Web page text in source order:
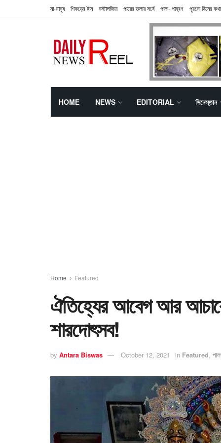
না-মানুষ শিকড়ের টান নস্টালজিয়া পায়ের তলায় সর্ষে পালা- পাব্বণ পুরনো দিনের কথা
HOME NEWS EDITORIAL সিনেস্তান
Home Featured
ঐতিহ্যের আবেগ আর আচারে
শারদোৎসব!
by Antara Biswas October 12, 2021 in Featured,